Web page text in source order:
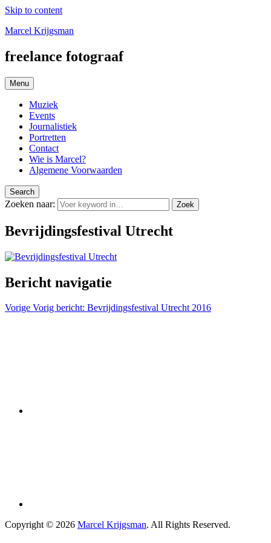
Skip to content
Marcel Krijgsman
freelance fotograaf
Menu
Muziek
Events
Journalistiek
Portretten
Contact
Wie is Marcel?
Algemene Voorwaarden
Search
Zoeken naar: Zoek
Bevrijdingsfestival Utrecht
Bericht navigatie
Vorige Vorig bericht: Bevrijdingsfestival Utrecht 2016
Copyright © 2026 Marcel Krijgsman. All Rights Reserved.